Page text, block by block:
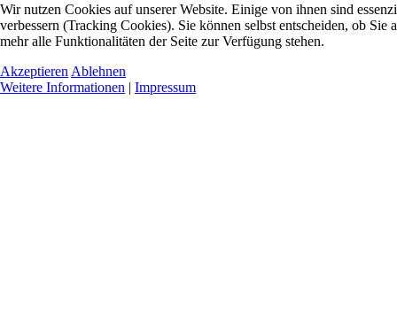
Wir nutzen Cookies auf unserer Website. Einige von ihnen sind
verbessern (Tracking Cookies). Sie können selbst entscheiden, ob
mehr alle Funktionalitäten der Seite zur Verfügung stehen.
Akzeptieren Ablehnen
Weitere Informationen | Impressum